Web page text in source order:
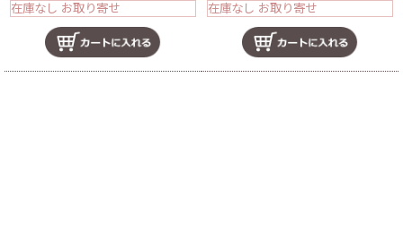
在庫なし お取り寄せ 在庫なし お取り寄せ